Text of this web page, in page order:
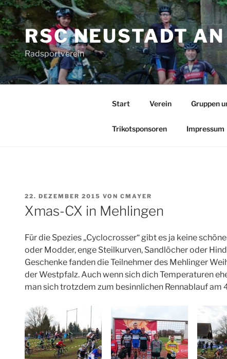
Zum
Inhalt
springenRSC NEUSTADT
Radsportverein
Start Verein Gruppen
Trikotsponsoren Impressum
VERÖFFENTLICHT
AM
22. DEZEMBER 2015 VON CMAYER
Xmas-CX in Mehlingen
Für die Spezies „Cyclocrosser“ gibt es ja keine
oder Modder, enge Steilkurven, Sandlöcher oder
Geschenke fanden die Teilnehmer des Mehlinger
der Westpfalz. Auch wenn sich dich Temperaturen
man sich trotzdem zum besinnlichen Rennablauf am